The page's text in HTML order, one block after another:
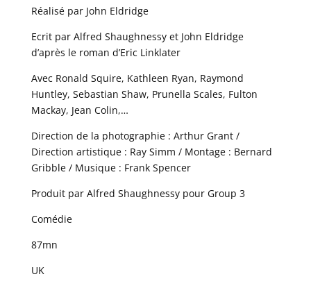
Réalisé par John Eldridge
Ecrit par Alfred Shaughnessy et John Eldridge
d’après le roman d’Eric Linklater
Avec Ronald Squire, Kathleen Ryan, Raymond
Huntley, Sebastian Shaw, Prunella Scales, Fulton
Mackay, Jean Colin,…
Direction de la photographie : Arthur Grant /
Direction artistique : Ray Simm / Montage : Bernard
Gribble / Musique : Frank Spencer
Produit par Alfred Shaughnessy pour Group 3
Comédie
87mn
UK